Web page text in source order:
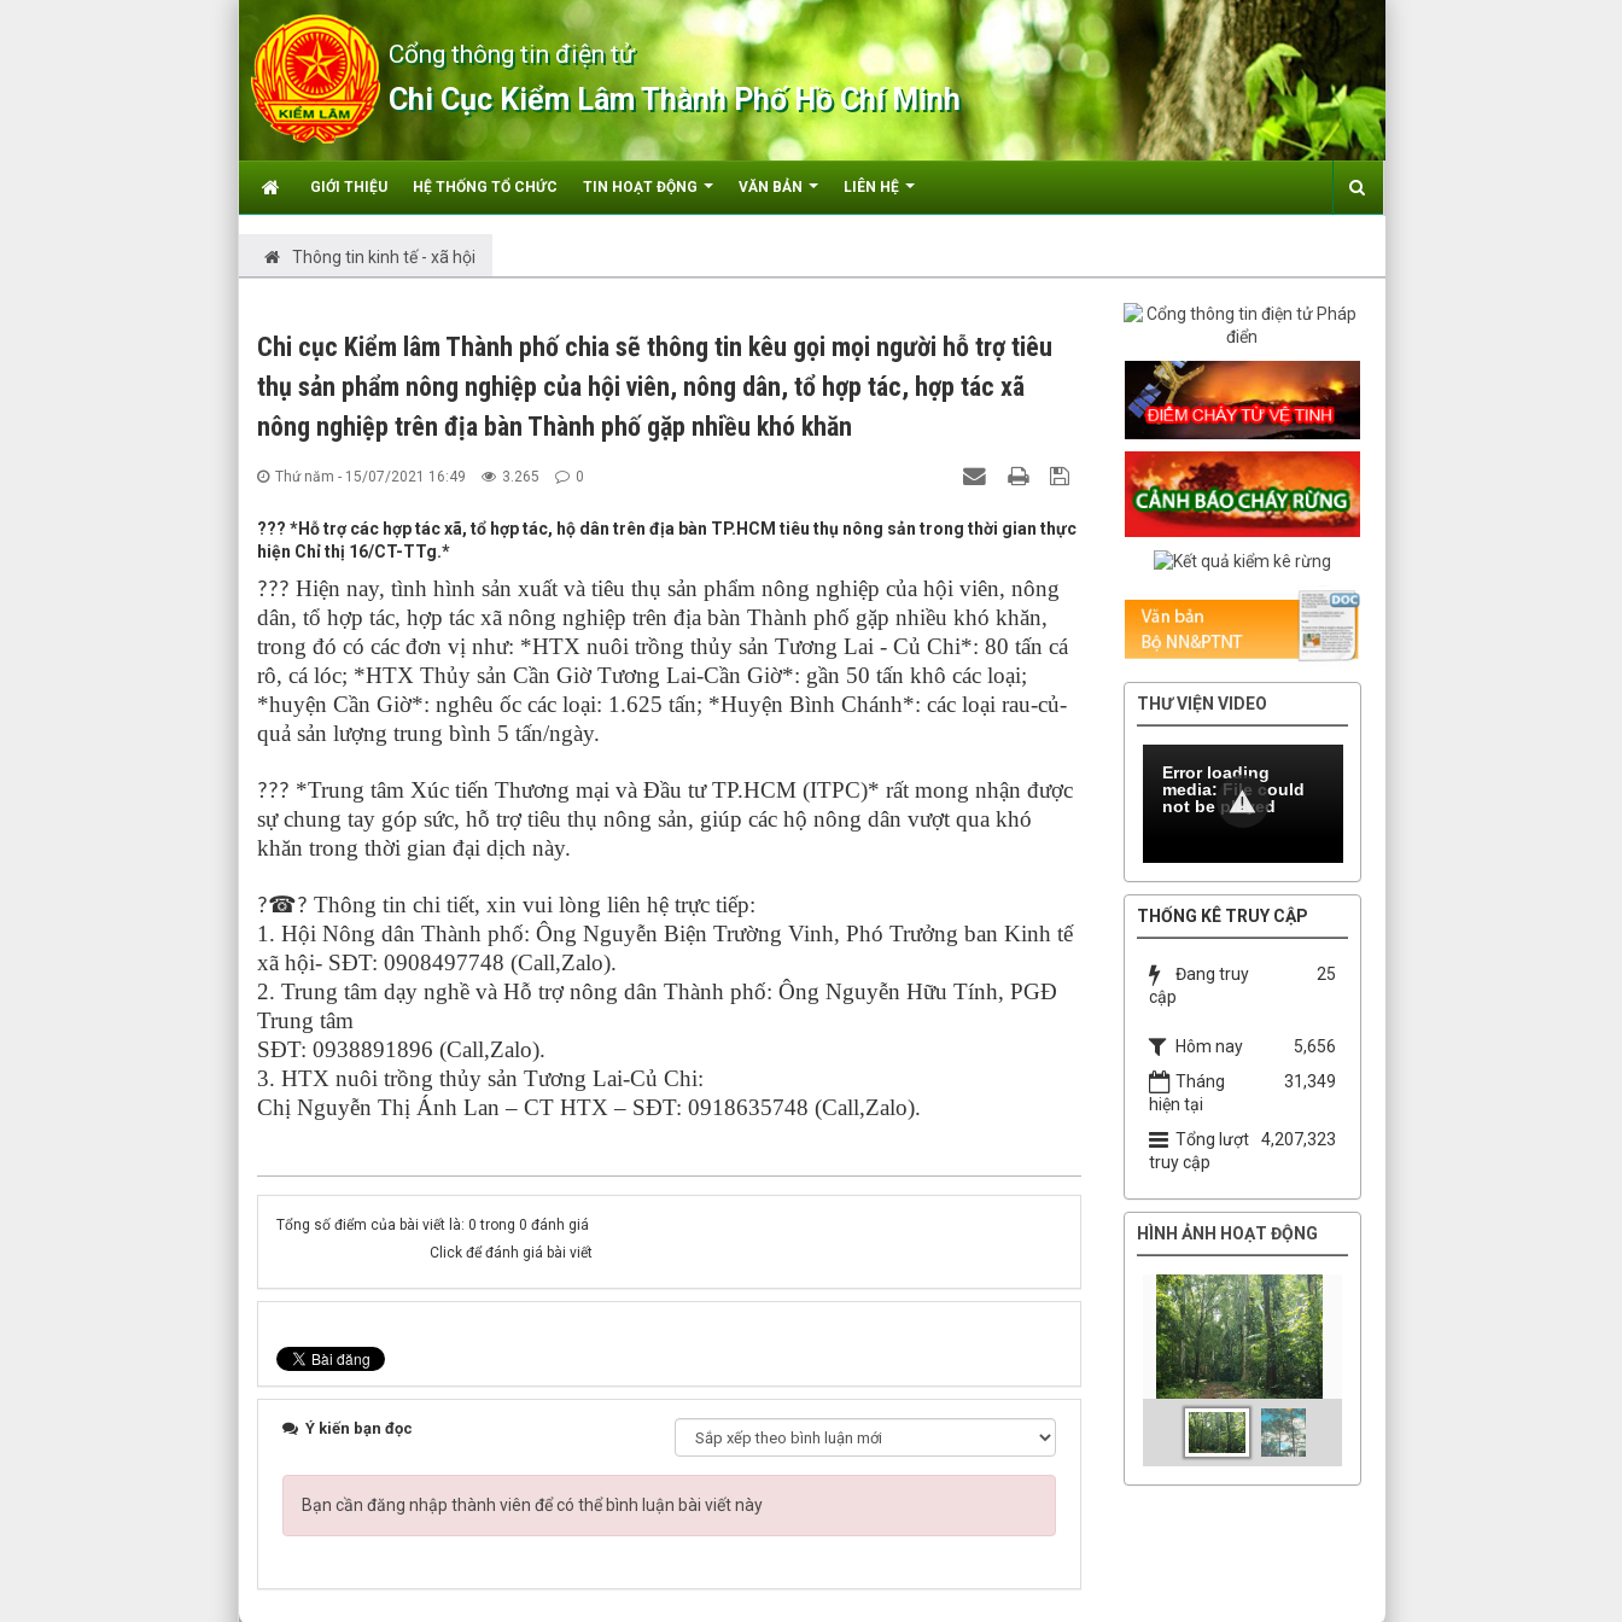
Cổng thông tin điện tử
Chi Cục Kiểm Lâm Thành Phố Hồ Chí Minh
GIỚI THIỆU HỆ THỐNG TỔ CHỨC TIN HOẠT ĐỘNG VĂN BẢN LIÊN HỆ
Thông tin kinh tế - xã hội
Chi cục Kiểm lâm Thành phố chia sẽ thông tin kêu gọi mọi người hỗ trợ tiêu
thụ sản phẩm nông nghiệp của hội viên, nông dân, tổ hợp tác, hợp tác xã
nông nghiệp trên địa bàn Thành phố gặp nhiều khó khăn
Thứ năm - 15/07/2021 16:49 3.265 0
??? *Hỗ trợ các hợp tác xã, tổ hợp tác, hộ dân trên địa bàn TP.HCM tiêu thụ nông sản trong thời gian thực
hiện Chỉ thị 16/CT-TTg.*
??? Hiện nay, tình hình sản xuất và tiêu thụ sản phẩm nông nghiệp của hội viên, nông
dân, tổ hợp tác, hợp tác xã nông nghiệp trên địa bàn Thành phố gặp nhiều khó khăn,
trong đó có các đơn vị như: *HTX nuôi trồng thủy sản Tương Lai - Củ Chi*: 80 tấn cá
rô, cá lóc; *HTX Thủy sản Cần Giờ Tương Lai-Cần Giờ*: gần 50 tấn khô các loại;
*huyện Cần Giờ*: nghêu ốc các loại: 1.625 tấn; *Huyện Bình Chánh*: các loại rau-củ-
quả sản lượng trung bình 5 tấn/ngày.
??? *Trung tâm Xúc tiến Thương mại và Đầu tư TP.HCM (ITPC)* rất mong nhận được
sự chung tay góp sức, hỗ trợ tiêu thụ nông sản, giúp các hộ nông dân vượt qua khó
khăn trong thời gian đại dịch này.
?☎? Thông tin chi tiết, xin vui lòng liên hệ trực tiếp:
1. Hội Nông dân Thành phố: Ông Nguyễn Biện Trường Vinh, Phó Trưởng ban Kinh tế
xã hội- SĐT: 0908497748 (Call,Zalo).
2. Trung tâm dạy nghề và Hỗ trợ nông dân Thành phố: Ông Nguyễn Hữu Tính, PGĐ
Trung tâm
SĐT: 0938891896 (Call,Zalo).
3. HTX nuôi trồng thủy sản Tương Lai-Củ Chi:
Chị Nguyễn Thị Ánh Lan – CT HTX – SĐT: 0918635748 (Call,Zalo).
Tổng số điểm của bài viết là: 0 trong 0 đánh giá
Click để đánh giá bài viết
Ý kiến bạn đọc
Bạn cần đăng nhập thành viên để có thể bình luận bài viết này
THƯ VIỆN VIDEO
Error loading
media: File could
not be played
THỐNG KÊ TRUY CẬP
Đang truy
cập
25
Hôm nay
5,656
Tháng
hiện tại
31,349
Tổng lượt
truy cập
4,207,323
HÌNH ẢNH HOẠT ĐỘNG